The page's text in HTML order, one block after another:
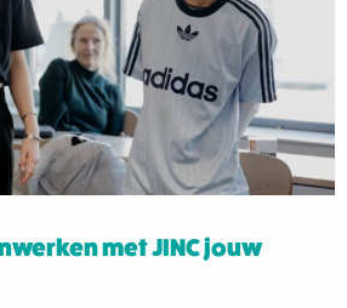
met JINC jouw